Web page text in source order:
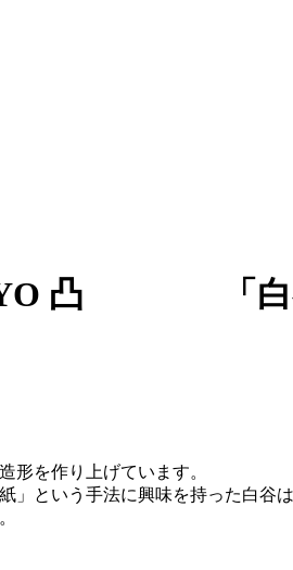
凸 「白谷
形を作り上げています。
」という手法に興味を持った白